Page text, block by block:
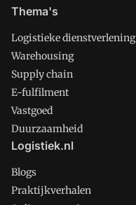
Thema's
Logistieke dienstverlening
Warehousing
Supply chain
E-fulfilment
Vastgoed
Duurzaamheid
Logistiek.nl
Blogs
Praktijkverhalen